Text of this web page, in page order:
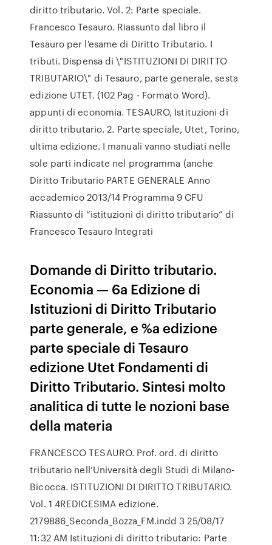
diritto tributario. Vol. 2: Parte speciale.
Francesco Tesauro. Riassunto dal libro il
Tesauro per l'esame di Diritto Tributario. I
tributi. Dispensa di \"ISTITUZIONI DI DIRITTO
TRIBUTARIO\" di Tesauro, parte generale, sesta
edizione UTET. (102 Pag - Formato Word).
appunti di economia. TESAURO, Istituzioni di
diritto tributario. 2. Parte speciale, Utet, Torino,
ultima edizione. I manuali vanno studiati nelle
sole parti indicate nel programma (anche
Diritto Tributario PARTE GENERALE Anno
accademico 2013/14 Programma 9 CFU
Riassunto di “istituzioni di diritto tributario” di
Francesco Tesauro Integrati
Domande di Diritto tributario.
Economia — 6a Edizione di
Istituzioni di Diritto Tributario
parte generale, e %a edizione
parte speciale di Tesauro
edizione Utet Fondamenti di
Diritto Tributario. Sintesi molto
analitica di tutte le nozioni base
della materia
FRANCESCO TESAURO. Prof. ord. di diritto
tributario nell’Università degli Studi di Milano-
Bicocca. ISTITUZIONI DI DIRITTO TRIBUTARIO.
Vol. 1 4REDICESIMA edizione.
2179886_Seconda_Bozza_FM.indd 3 25/08/17
11:32 AM Istituzioni di diritto tributario: Parte